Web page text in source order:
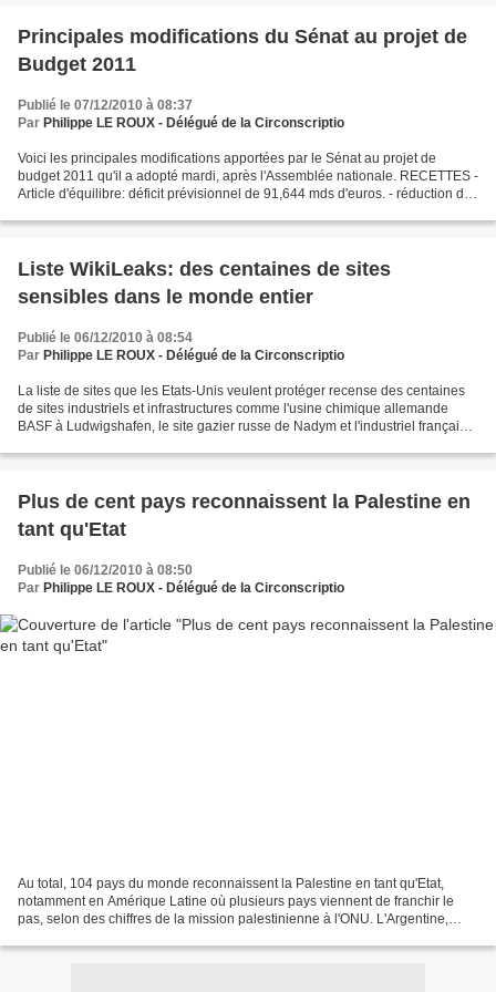
Principales modifications du Sénat au projet de
Budget 2011
Publié le 07/12/2010 à 08:37
Par Philippe LE ROUX - Délégué de la Circonscriptio
Voici les principales modifications apportées par le Sénat au projet de
budget 2011 qu'il a adopté mardi, après l'Assemblée nationale. RECETTES -
Article d'équilibre: déficit prévisionnel de 91,644 mds d'euros. - réduction du
Liste WikiLeaks: des centaines de sites
sensibles dans le monde entier
Publié le 06/12/2010 à 08:54
Par Philippe LE ROUX - Délégué de la Circonscriptio
La liste de sites que les Etats-Unis veulent protéger recense des centaines
de sites industriels et infrastructures comme l'usine chimique allemande
BASF à Ludwigshafen, le site gazier russe de Nadym et l'industriel français
Plus de cent pays reconnaissent la Palestine en
tant qu'Etat
Publié le 06/12/2010 à 08:50
Par Philippe LE ROUX - Délégué de la Circonscriptio
Au total, 104 pays du monde reconnaissent la Palestine en tant qu'Etat,
notamment en Amérique Latine où plusieurs pays viennent de franchir le
pas, selon des chiffres de la mission palestinienne à l'ONU. L'Argentine,